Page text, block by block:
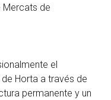
Mercats de
el
Horta a través de
permanente y un